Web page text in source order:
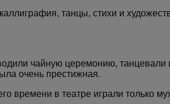
танцы, стихи и
чайную церемонию,
очень престижная.
времени в театре играли только